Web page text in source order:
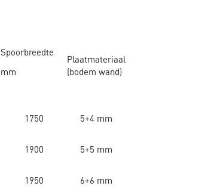
Spoorbreedte
mm
Plaatmateriaal
(bodem wand)
1750 5+4 mm
1900 5+5 mm
1950 6+6 mm